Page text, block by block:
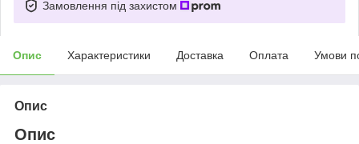
Замовлення під захистом
Опис Характеристики Доставка Оплата Умови
Опис
Опис